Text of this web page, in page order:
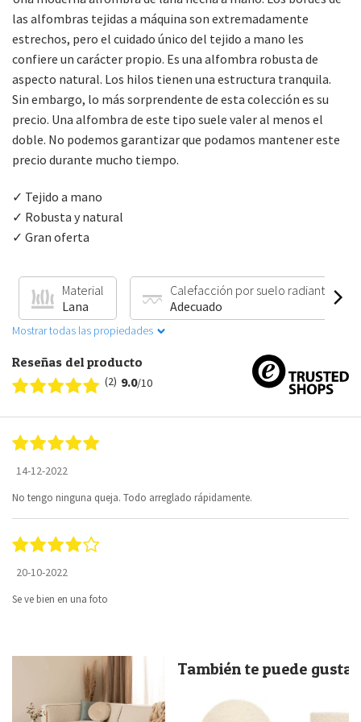
las alfombras tejidas a máquina son extremadamente
estrechos, pero el cuidado único del tejido a mano les
confiere un carácter propio. Es una alfombra robusta de
aspecto natural. Los hilos tienen una estructura tranquila.
Sin embargo, lo más sorprendente de esta colección es su
precio. Una alfombra de este tipo suele valer al menos el
doble. No podemos garantizar que podamos mantener este
precio durante mucho tiempo.
✓ Tejido a mano
✓ Robusta y natural
✓ Gran oferta
Material
Lana
Calefacción por suelo radiante
Adecuado
Mostrar todas las propiedades
Reseñas del producto
(2) 9.0/10
14-12-2022
No tengo ninguna queja. Todo arreglado rápidamente.
20-10-2022
Se ve bien en una foto
También te puede